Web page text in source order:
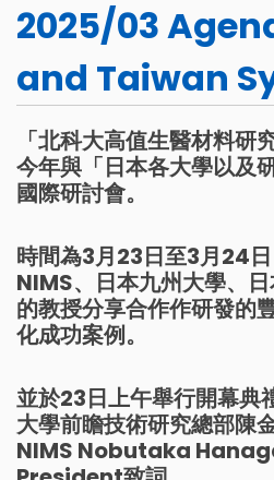
2025/03
and Taiwan
「北科大高值生醫材料研
今年與「日本各大學以及
國際研討會。
時間為3月23日至3月24
NIMS、日本九州大學、
的教授分享合作作研發的
化成功案例。
並於23日上午舉行開幕典
大學前瞻技術研究總部陳
NIMS Nobutaka